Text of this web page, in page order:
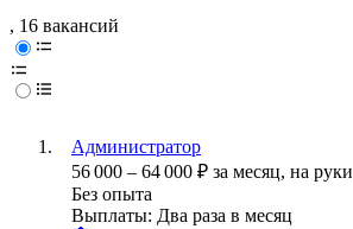
, 16 вакансий
Администратор
56 000 – 64 000 ₽ за месяц, на руки
Без опыта
Выплаты: Два раза в месяц